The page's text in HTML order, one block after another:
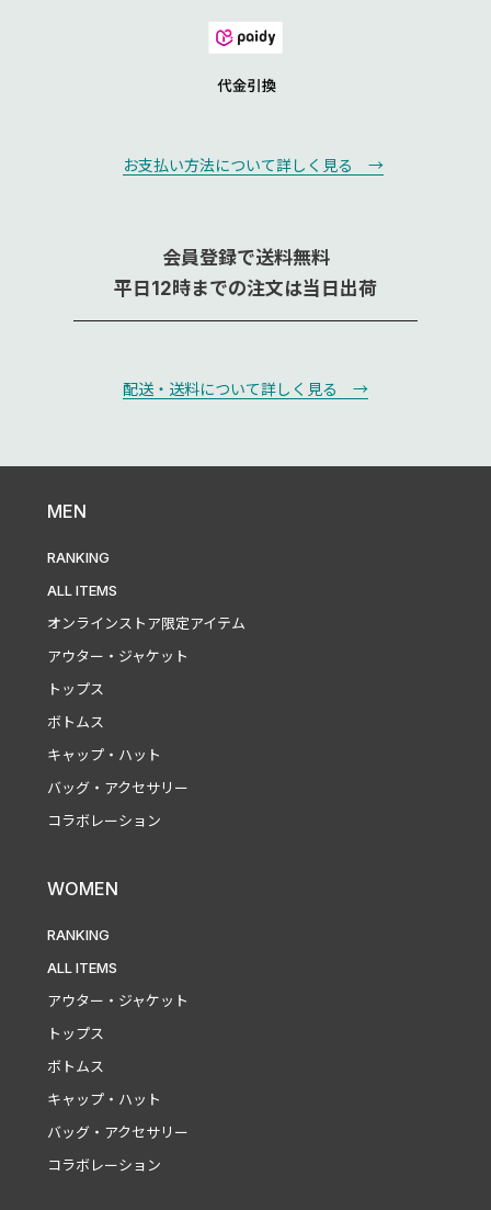
お支払い方法について詳しく見る →
会員登録で送料無料
平日12時までの注文は当日出荷
配送・送料について詳しく見る →
MEN
RANKING
ALL ITEMS
オンラインストア限定アイテム
アウター・ジャケット
トップス
ボトムス
キャップ・ハット
バッグ・アクセサリー
コラボレーション
WOMEN
RANKING
ALL ITEMS
アウター・ジャケット
トップス
ボトムス
キャップ・ハット
バッグ・アクセサリー
コラボレーション